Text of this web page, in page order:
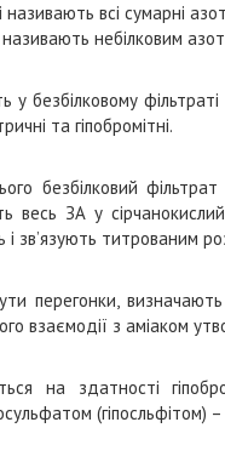
називають всі сумарні
називають небілковим
у безбілковому
та гіпобромітні.
безбілковий
весь ЗА у
зв’язують титрованим
перегонки,
взаємодії з аміаком
на здатності